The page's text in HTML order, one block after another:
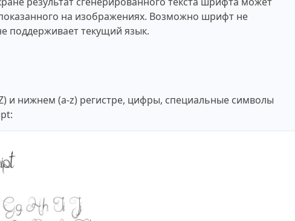
на изображениях. Возможно шрифт не
поддерживает текущий язык.
и нижнем (a-z) регистре, цифры, специальные символы